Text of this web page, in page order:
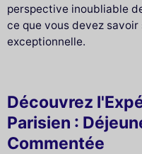
perspective inoubliable
ce que vous devez
exceptionnelle.
Découvrez
Parisien :
Commentée